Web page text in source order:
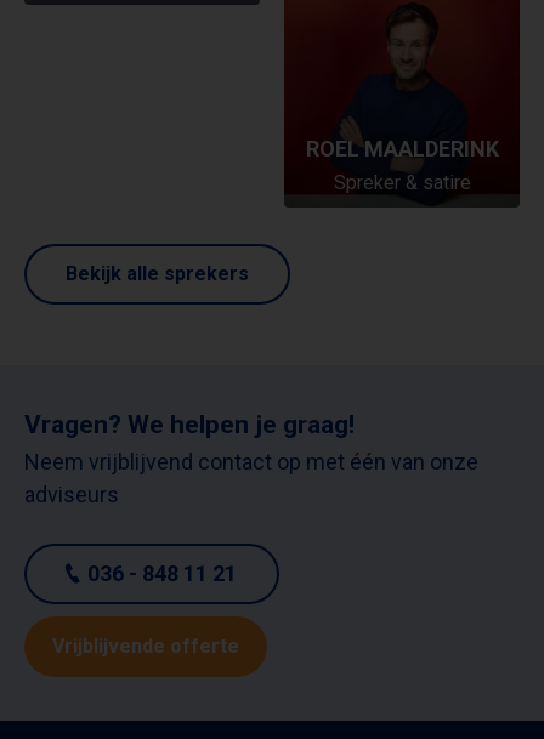
ROEL MAALDERINK
Spreker & satire
Bekijk alle sprekers
Vragen? We helpen je graag!
Neem vrijblijvend contact op met één van onze
adviseurs
036 - 848 11 21
Vrijblijvende offerte